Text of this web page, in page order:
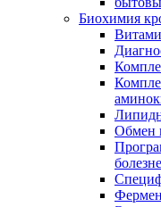
Биохимия
Обмен